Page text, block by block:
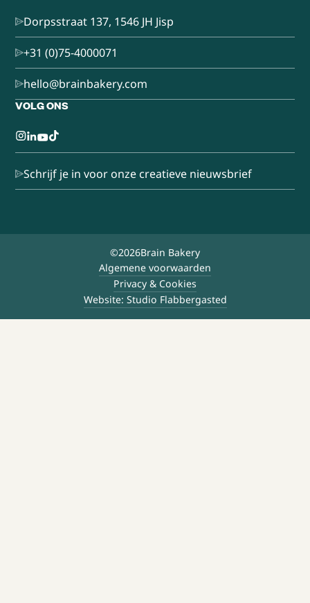
Dorpsstraat 137, 1546 JH Jisp
+31 (0)75-4000071
hello@brainbakery.com
VOLG ONS
Schrijf je in voor onze creatieve nieuwsbrief
©2026Brain Bakery
Algemene voorwaarden
Privacy & Cookies
Website: Studio Flabbergasted